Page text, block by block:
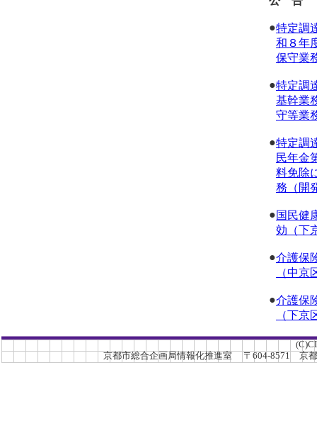
●特定調
和８年
保守業
●特定調
基幹業
守等業
●特定調
民年金
料免除
務（開
●国民健
効（下
●介護保
（中京
●介護保
（下京
京都市総合企画局情報化推進室 〒604-8571 京